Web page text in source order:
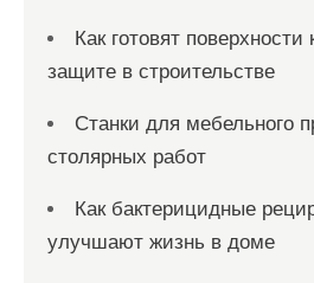
Как готовят поверхности
защите в строительстве
Станки для мебельного
столярных работ
Как бактерицидные
улучшают жизнь в доме